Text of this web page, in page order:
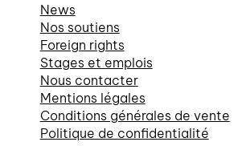
News
Nos soutiens
Foreign rights
Stages et emplois
Nous contacter
Mentions légales
Conditions générales de vente
Politique de confidentialité